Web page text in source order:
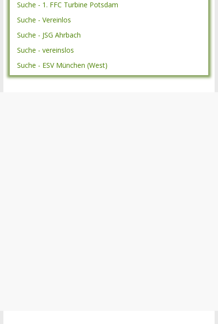
Suche - 1. FFC Turbine Potsdam
Suche - Vereinlos
Suche - JSG Ahrbach
Suche - vereinslos
Suche - ESV München (West)